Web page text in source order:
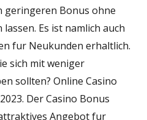
geringeren Bonus ohne
Es ist namlich auch
fur Neukunden erhaltlich.
sich mit weniger
sollten? Online Casino
Der Casino Bonus
Angebot fur